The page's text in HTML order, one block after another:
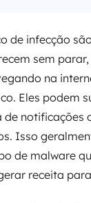
de infecção
sem
na
Eles podem
de notificações
Isso
de malware
receita